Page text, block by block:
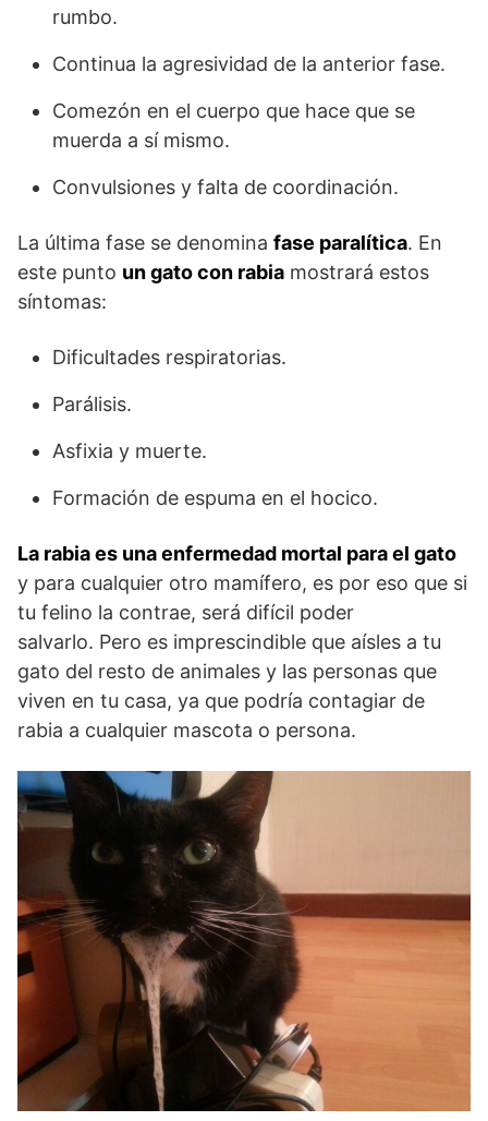
rumbo.
Continua la agresividad de la anterior fase.
Comezón en el cuerpo que hace que se
muerda a sí mismo.
Convulsiones y falta de coordinación.
La última fase se denomina fase paralítica. En
este punto un gato con rabia mostrará estos
síntomas:
Dificultades respiratorias.
Parálisis.
Asfixia y muerte.
Formación de espuma en el hocico.
La rabia es una enfermedad mortal para el gato
y para cualquier otro mamífero, es por eso que si
tu felino la contrae, será difícil poder
salvarlo. Pero es imprescindible que aísles a tu
gato del resto de animales y las personas que
viven en tu casa, ya que podría contagiar de
rabia a cualquier mascota o persona.